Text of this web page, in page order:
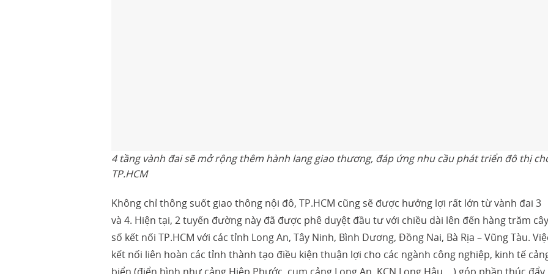
4 tầng vành đai sẽ mở rộng thêm hành lang giao thương, đáp ứng nhu cầu phát triển đô thị
TP.HCM
Không chỉ thông suốt giao thông nội đô, TP.HCM cũng sẽ được hưởng lợi rất lớn từ vành đai 3
và 4. Hiện tại, 2 tuyến đường này đã được phê duyệt đầu tư với chiều dài lên đến hàng trăm cây
số kết nối TP.HCM với các tỉnh Long An, Tây Ninh, Bình Dương, Đồng Nai, Bà Rịa – Vũng Tàu.
kết nối liên hoàn các tỉnh thành tạo điều kiện thuận lợi cho các ngành công nghiệp, kinh tế